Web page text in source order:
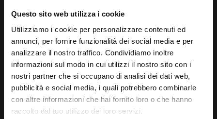
Questo sito web utilizza i cookie
Utilizziamo i cookie per personalizzare contenuti ed
annunci, per fornire funzionalità dei social media e per
analizzare il nostro traffico. Condividiamo inoltre
informazioni sul modo in cui utilizzi il nostro sito con i
nostri partner che si occupano di analisi dei dati web,
pubblicità e social media, i quali potrebbero combinarle
con altre informazioni che hai fornito loro o che hanno
raccolto dal tuo utilizzo dei loro servizi.
Da trenta anni il punto di riferimento
per gli amanti dell’outdoor.
RRTrek
4.6
Basato su 476 recensioni